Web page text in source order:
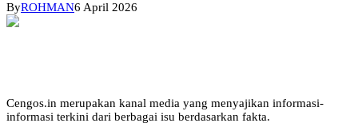
ByROHMAN6 April 2026
Cengos.in merupakan kanal media yang menyajikan informasi-
informasi terkini dari berbagai isu berdasarkan fakta.